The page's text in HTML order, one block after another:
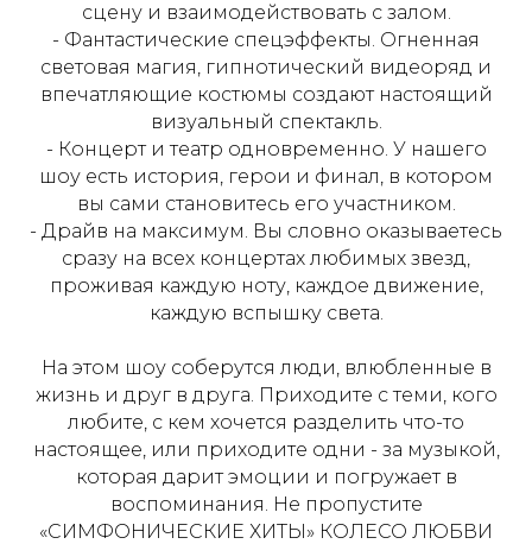
сцену и взаимодействовать с залом.
- Фантастические спецэффекты. Огненная
световая магия, гипнотический видеоряд и
впечатляющие костюмы создают настоящий
визуальный спектакль.
- Концерт и театр одновременно. У нашего
шоу есть история, герои и финал, в котором
вы сами становитесь его участником.
- Драйв на максимум. Вы словно оказываетесь
сразу на всех концертах любимых звезд,
проживая каждую ноту, каждое движение,
каждую вспышку света.
На этом шоу соберутся люди, влюбленные в
жизнь и друг в друга. Приходите с теми, кого
любите, с кем хочется разделить что-то
настоящее, или приходите одни - за музыкой,
которая дарит эмоции и погружает в
воспоминания. Не пропустите
«СИМФОНИЧЕСКИЕ ХИТЫ» КОЛЕСО ЛЮБВИ